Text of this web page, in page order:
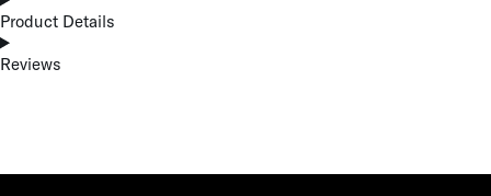
Product Details
Reviews